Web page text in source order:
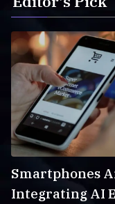
Smartphones
Integrating AI